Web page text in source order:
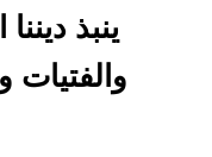
ينبذ
والفتيات